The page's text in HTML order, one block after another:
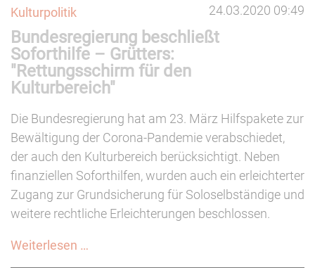
Soziokultur-
Nothilfefonds
von
6
Mio.
Euro
24.03.2020 09:49
Kulturpolitik
Bundesregierung beschließt
Soforthilfe – Grütters:
"Rettungsschirm für den
Kulturbereich"
Die Bundesregierung hat am 23. März Hilfspakete zur
Bewältigung der Corona-Pandemie verabschiedet,
der auch den Kulturbereich berücksichtigt. Neben
finanziellen Soforthilfen, wurden auch ein erleichterter
Zugang zur Grundsicherung für Soloselbständige und
weitere rechtliche Erleichterungen beschlossen.
Weiterlesen …